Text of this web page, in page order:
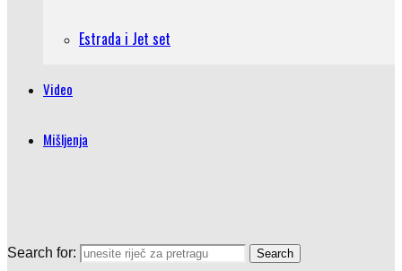
Estrada i Jet set
Video
Mišljenja
Search for: Search